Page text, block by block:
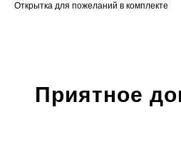
Открытка для пожеланий в комплекте
Приятное